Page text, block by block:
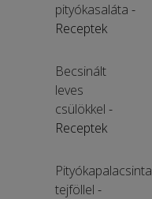
pityókasaláta -
Receptek
Becsinált
leves
csülökkel -
Receptek
Pityókapalacsinta
tejföllel -